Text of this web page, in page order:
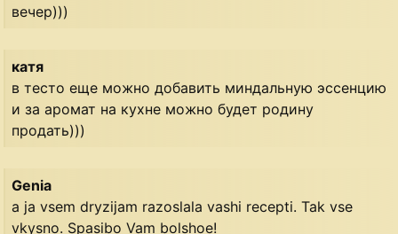
вечер)))
катя
в тесто еще можно добавить миндальную эссенцию
и за аромат на кухне можно будет родину
продать)))
Genia
a ja vsem dryzijam razoslala vashi recepti. Tak vse
vkysno. Spasibo Vam bolshoe!